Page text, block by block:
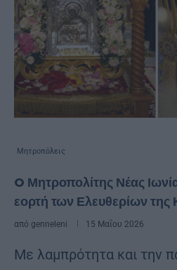
Μητροπόλεις
O Μητροπολίτης Νέας
εορτή των Ελευθερίων της
από genneleni 15 Μαΐου 2026
Με λαμπρότητα και την